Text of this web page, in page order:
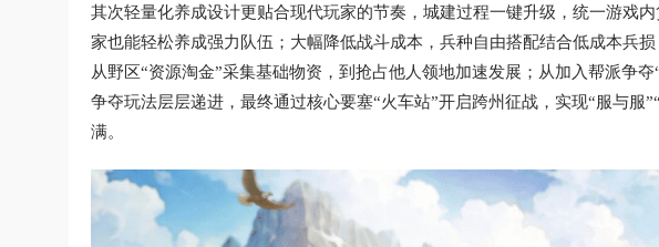
其次轻量化养成设计更贴合现代玩家的节奏，城建过程一键升级，统一游戏
家也能轻松养成强力队伍；大幅降低战斗成本，兵种自由搭配结合低成本兵
从野区“资源淘金”采集基础物资，到抢占他人领地加速发展；从加入帮派争
争夺玩法层层递进，最终通过核心要塞“火车站”开启跨州征战，实现“服与服
满。